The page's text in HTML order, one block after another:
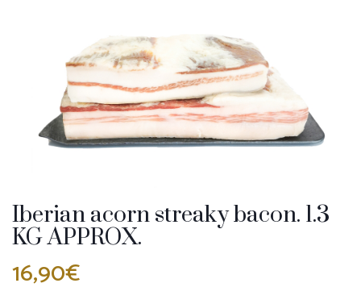
Iberian acorn streaky bacon. 1.3
KG APPROX.
16,90€